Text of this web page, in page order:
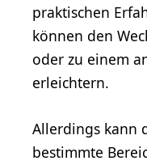
praktischen
können den
oder zu einem
erleichtern.
Allerdings kann
bestimmte